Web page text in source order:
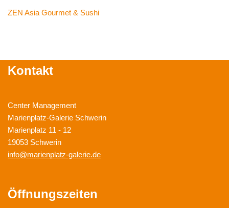
ZEN Asia Gourmet & Sushi
Kontakt
Center Management
Marienplatz-Galerie Schwerin
Marienplatz 11 - 12
19053 Schwerin
info@marienplatz-galerie.de
Öffnungszeiten